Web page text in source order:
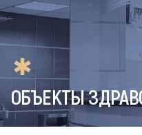
ОБЪЕКТЫ